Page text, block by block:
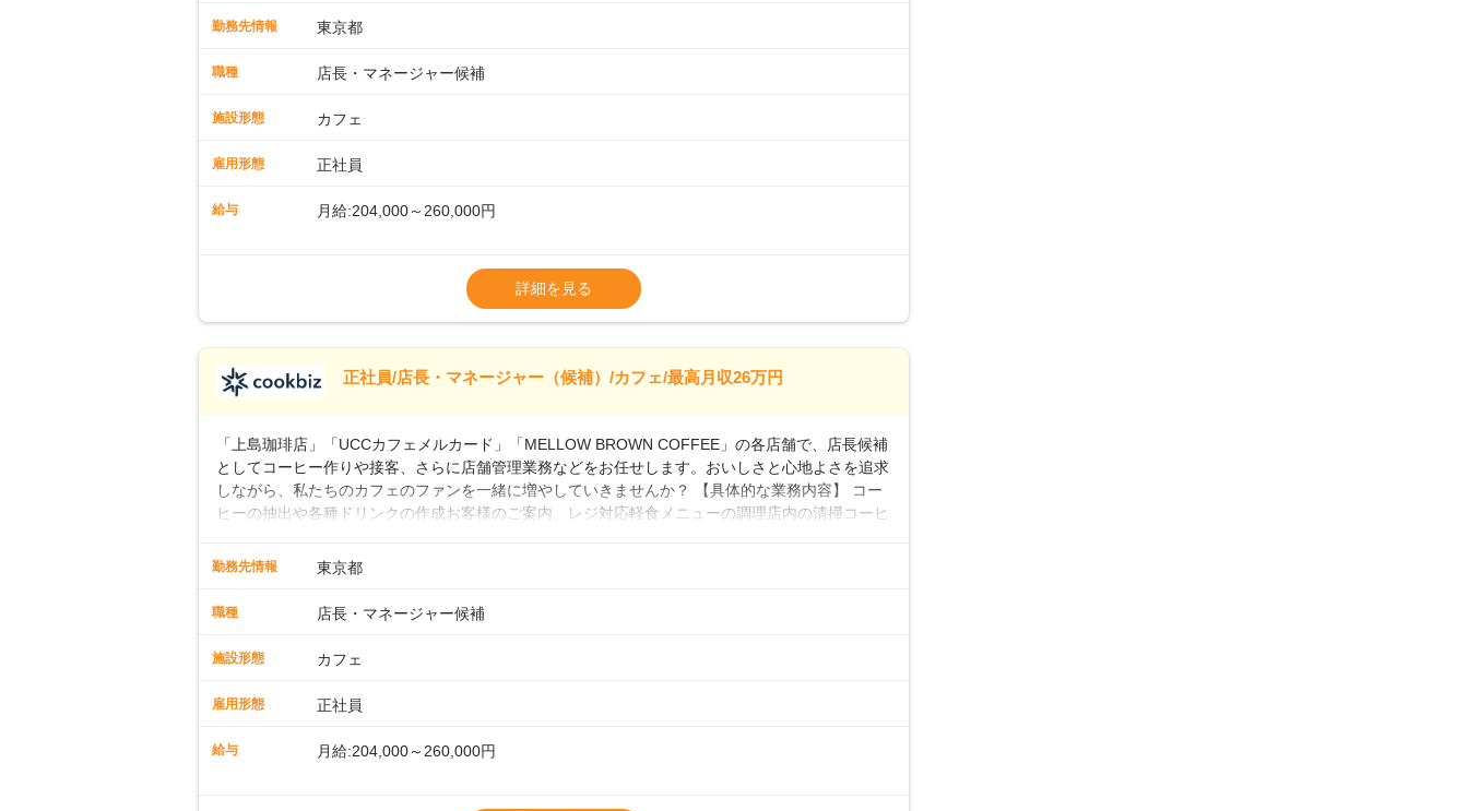
先輩スタッフが丁寧に教えます。スタッフは20代から40代まで幅広い年齢層が活躍しており、チ
に馴染める環境です。「カフェの接客は初めて」という方も安心してスタートを♪ ■ゆくゆくは店
もお任せしていきます。「店舗のマネジメントなんて難しそう…」そんな心配は一切無用♪一つひ
ーへのステップアップもあり！長期のキャリア形成をしっかり支援します。
勤務先情報 東京都
職種 店長・マネージャー候補
施設形態 カフェ
雇用形態 正社員
給与 月給:204,000～260,000円
※経験・スキルを考慮の上、決定します。
※別途、残業代および各種手当あり
※試用期間なし
■店長職： ・西日本／月給26万7500円～ ・東日本／月給28万900円～
■年収例・一般職：年収300万円／月給20.4万円＋賞与(年3回)・店長職：年収410
詳細を見る
正社員/店長・マネージャー（候補）/カフェ/最高月収26万円
「上島珈琲店」「UCCカフェメルカード」「MELLOW BROWN COFFEE」の各店舗で、店長候補
としてコーヒー作りや接客、さらに店舗管理業務などをお任せします。おいしさと心地よさを追求
しながら、私たちのカフェのファンを一緒に増やしていきませんか？ 【具体的な業務内容】 コー
ヒーの抽出や各種ドリンクの作成お客様のご案内、レジ対応軽食メニューの調理店内の清掃コーヒ
先輩スタッフが丁寧に教えます。スタッフは20代から40代まで幅広い年齢層が活躍しており、チ
ームワークも抜群です。基本マニュアルやトレーニング研修がしっかりあるので、スムーズに業務
に馴染める環境です。「カフェの接客は初めて」という方も安心してスタートを♪ ■ゆくゆくは店
長として活躍を！接客業務になれたら、売上・シフト・在庫管理やスタッフ育成といった管理業務
もお任せしていきます。「店舗のマネジメントなんて難しそう…」そんな心配は一切無用♪一つひ
とつをしっかり伝えていきますので、無理のないペースで覚えていきましょう！さらにマネージャ
ーへのステップアップもあり！長期のキャリア形成をしっかり支援します。
勤務先情報 東京都
職種 店長・マネージャー候補
施設形態 カフェ
雇用形態 正社員
給与 月給:204,000～260,000円